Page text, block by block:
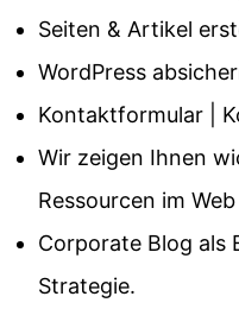
Seiten & Artikel
WordPress
Kontaktformular |
Wir zeigen Ihnen
Ressourcen im Web
Corporate Blog als
Strategie.